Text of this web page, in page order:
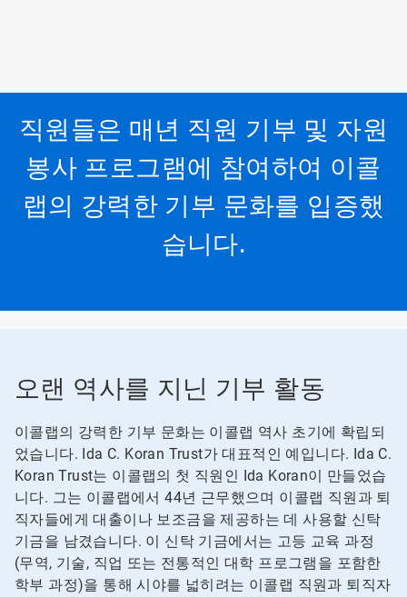
직원들은 매년 직원 기부 및 자원
봉사 프로그램에 참여하여 이콜
랩의 강력한 기부 문화를 입증했
습니다.
오랜 역사를 지닌 기부 활동
이콜랩의 강력한 기부 문화는 이콜랩 역사 초기에 확립되
었습니다. Ida C. Koran Trust가 대표적인 예입니다. Ida C.
Koran Trust는 이콜랩의 첫 직원인 Ida Koran이 만들었습
니다. 그는 이콜랩에서 44년 근무했으며 이콜랩 직원과 퇴
직자들에게 대출이나 보조금을 제공하는 데 사용할 신탁
기금을 남겼습니다. 이 신탁 기금에서는 고등 교육 과정
(무역, 기술, 직업 또는 전통적인 대학 프로그램을 포함한
학부 과정)을 통해 시야를 넓히려는 이콜랩 직원과 퇴직자